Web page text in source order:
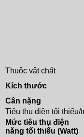
Thuộc vật chất
Kích thước
Cân nặng
Tiêu thụ điện tối thiểu/
Mức tiêu thụ điện
năng tối thiểu (Watt)